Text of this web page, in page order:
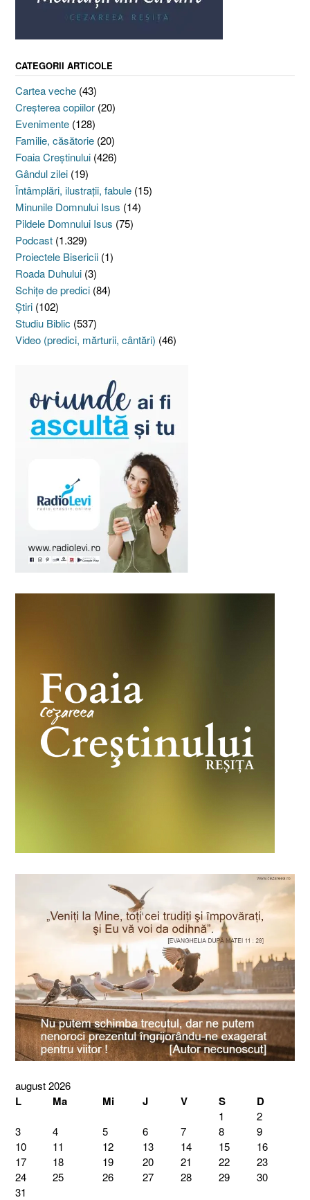
CATEGORII ARTICOLE
Cartea veche (43)
Creşterea copiilor (20)
Evenimente (128)
Familie, căsătorie (20)
Foaia Creştinului (426)
Gândul zilei (19)
Întâmplări, ilustraţii, fabule (15)
Minunile Domnului Isus (14)
Pildele Domnului Isus (75)
Podcast (1.329)
Proiectele Bisericii (1)
Roada Duhului (3)
Schiţe de predici (84)
Ştiri (102)
Studiu Biblic (537)
Video (predici, mărturii, cântări) (46)
august 2026
L Ma Mi J V S D
1
2
3
4 5 6 7 8
9
10
11 12 13 14 15
16
17
18 19 20 21 22
23
24
25 26 27 28 29
30
31